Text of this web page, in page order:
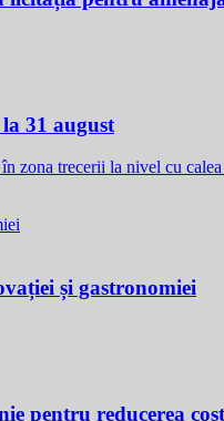
31 august
zona trecerii la nivel cu
și gastronomiei
pentru reducerea